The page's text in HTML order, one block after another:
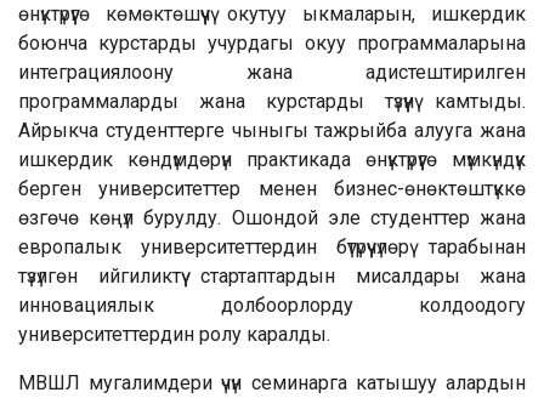
өнүктүрүүгө көмөктөшүүчү окутуу ыкмаларын, ишкердик
боюнча курстарды учурдагы окуу программаларына
интеграциялоону жана адистештирилген
программаларды жана курстарды түзүүнү камтыды.
Айрыкча студенттерге чыныгы тажрыйба алууга жана
ишкердик көндүмдөрүн практикада өнүктүрүүгө мүмкүндүк
берген университеттер менен бизнес-өнөктөштүккө
өзгөчө көңүл бурулду. Ошондой эле студенттер жана
европалык университеттердин бүтүрүүчүлөрү тарабынан
түзүлгөн ийгиликтүү стартаптардын мисалдары жана
инновациялык долбоорлорду колдоодогу
университеттердин ролу каралды.
МВШЛ мугалимдери үчүн семинарга катышуу алардын